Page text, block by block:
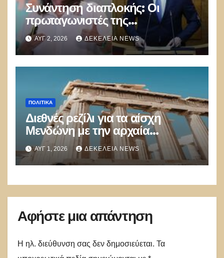
Συνάντηση διαπλοκής: Οι
πρωταγωνιστές της
Γ.Γεραπετρίτης,
Α.Διαμαντοπούλου και
Μ.Χριστοδουλάκης την
διαψεύδουν
ΑΥΓ 2, 2026 ΔΕΚΈΛΕΙΑ NEWS
ΠΟΛΙΤΙΚΑ
Διεθνές ρεζίλι για τα αίσχη
Μενδώνη με την αρχαία
κληρονομιά
ΑΥΓ 1, 2026 ΔΕΚΈΛΕΙΑ NEWS
Αφήστε μια απάντηση
Η ηλ. διεύθυνση σας δεν δημοσιεύεται. Τα